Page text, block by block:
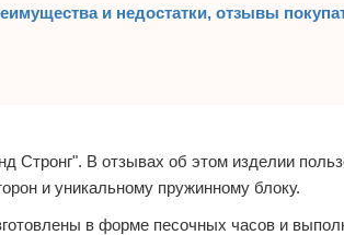
и недостатки, отзывы
Стронг". В отзывах об этом изделии
и уникальному пружинному блоку.
в форме песочных часов и